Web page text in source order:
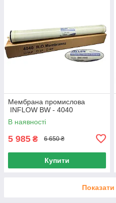
Мембрана промислова
INFLOW BW - 4040
В наявності
5 985 ₴ 6 650 ₴
Купити